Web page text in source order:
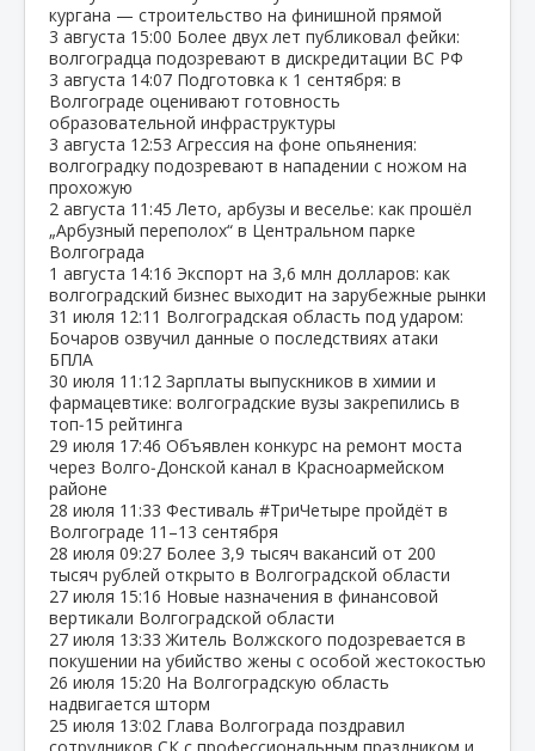
кургана — строительство на финишной прямой
3 августа 15:00 Более двух лет публиковал фейки:
волгоградца подозревают в дискредитации ВС РФ
3 августа 14:07 Подготовка к 1 сентября: в
Волгограде оценивают готовность
образовательной инфраструктуры
3 августа 12:53 Агрессия на фоне опьянения:
волгоградку подозревают в нападении с ножом на
прохожую
2 августа 11:45 Лето, арбузы и веселье: как прошёл
„Арбузный переполох“ в Центральном парке
Волгограда
1 августа 14:16 Экспорт на 3,6 млн долларов: как
волгоградский бизнес выходит на зарубежные рынки
31 июля 12:11 Волгоградская область под ударом:
Бочаров озвучил данные о последствиях атаки
БПЛА
30 июля 11:12 Зарплаты выпускников в химии и
фармацевтике: волгоградские вузы закрепились в
топ‑15 рейтинга
29 июля 17:46 Объявлен конкурс на ремонт моста
через Волго‑Донской канал в Красноармейском
районе
28 июля 11:33 Фестиваль #ТриЧетыре пройдёт в
Волгограде 11–13 сентября
28 июля 09:27 Более 3,9 тысяч вакансий от 200
тысяч рублей открыто в Волгоградской области
27 июля 15:16 Новые назначения в финансовой
вертикали Волгоградской области
27 июля 13:33 Житель Волжского подозревается в
покушении на убийство жены с особой жестокостью
26 июля 15:20 На Волгоградскую область
надвигается шторм
25 июля 13:02 Глава Волгограда поздравил